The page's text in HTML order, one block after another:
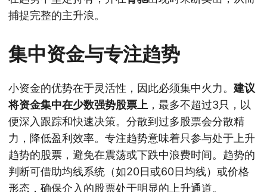
捕捉完整的主升浪。
集中资金与专注趋势
小资金的优势在于灵活性，因此必须集中火力。 建议
将资金集中在少数强势股票上 ，最多不超过3只，以
便深入跟踪和快速决策。分散到过多股票会分散精
力，降低盈利效率。专注趋势意味着只参与处于上升
趋势的股票，避免在震荡或下跌中浪费时间。趋势的
判断可借助均线系统（如20日或60日均线）或价格
形态，确保介入的股票处于明显的上升通道。